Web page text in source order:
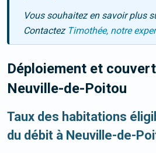
Vous souhaitez en savoir plus
Contactez Timothée, notre
Déploiement et
Neuville-de-Poitou
Taux des habitations
du débit à Neuville-de-